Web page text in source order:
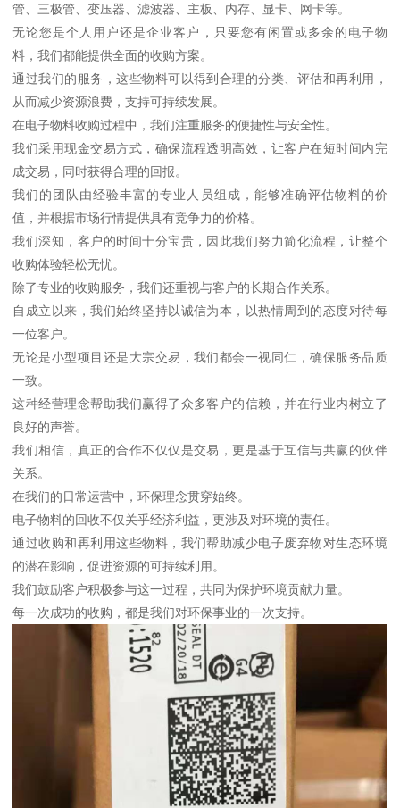
管、三极管、变压器、滤波器、主板、内存、显卡、网卡等。
无论您是个人用户还是企业客户，只要您有闲置或多余的电子物
料，我们都能提供全面的收购方案。
通过我们的服务，这些物料可以得到合理的分类、评估和再利用，
从而减少资源浪费，支持可持续发展。
在电子物料收购过程中，我们注重服务的便捷性与安全性。
我们采用现金交易方式，确保流程透明高效，让客户在短时间内完
成交易，同时获得合理的回报。
我们的团队由经验丰富的专业人员组成，能够准确评估物料的价
值，并根据市场行情提供具有竞争力的价格。
我们深知，客户的时间十分宝贵，因此我们努力简化流程，让整个
收购体验轻松无忧。
除了专业的收购服务，我们还重视与客户的长期合作关系。
自成立以来，我们始终坚持以诚信为本，以热情周到的态度对待每
一位客户。
无论是小型项目还是大宗交易，我们都会一视同仁，确保服务品质
一致。
这种经营理念帮助我们赢得了众多客户的信赖，并在行业内树立了
良好的声誉。
我们相信，真正的合作不仅仅是交易，更是基于互信与共赢的伙伴
关系。
在我们的日常运营中，环保理念贯穿始终。
电子物料的回收不仅关乎经济利益，更涉及对环境的责任。
通过收购和再利用这些物料，我们帮助减少电子废弃物对生态环境
的潜在影响，促进资源的可持续利用。
我们鼓励客户积极参与这一过程，共同为保护环境贡献力量。
每一次成功的收购，都是我们对环保事业的一次支持。